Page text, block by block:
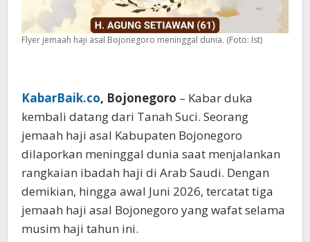
Flyer jemaah haji asal Bojonegoro meninggal dunia. (Foto: Ist)
KabarBaik.co, Bojonegoro – Kabar duka
kembali datang dari Tanah Suci. Seorang
jemaah haji asal Kabupaten Bojonegoro
dilaporkan meninggal dunia saat menjalankan
rangkaian ibadah haji di Arab Saudi. Dengan
demikian, hingga awal Juni 2026, tercatat tiga
jemaah haji asal Bojonegoro yang wafat selama
musim haji tahun ini.